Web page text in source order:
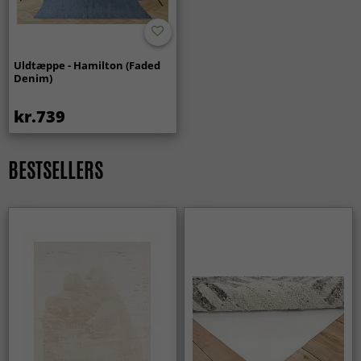
Uldtæppe - Hamilton (Faded
Denim)
kr.739
BESTSELLERS